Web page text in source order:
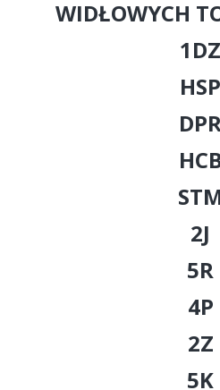
WIDŁOWYCH
1DZ
HSP
2J
5R
4P
2Z
5K